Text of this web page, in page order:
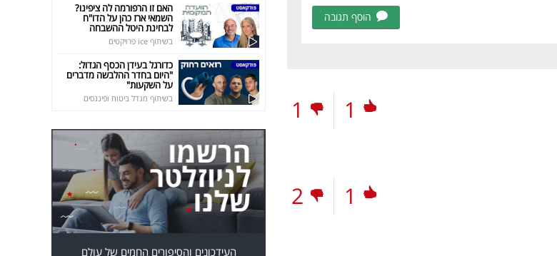
הוסף תגובה
1
1
1
2
האם זו הרפורמה לה ציפינו?
השמאי ארז כהן על הדו"ח
לבחינת היטל ההשבחה
בשיתוף ice פרויקטים
כדורגל בעידן הכסף הגדול:
"היום בחדר ההלבשה מדברים
על השקעות"
בשיתוף מגדל ביטוח ופיננסים
העידכונים והסיפורים החמים של עולם